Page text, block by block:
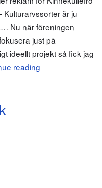
är ju
Nu när föreningen
just på
ideellt projekt så fick jag
reading